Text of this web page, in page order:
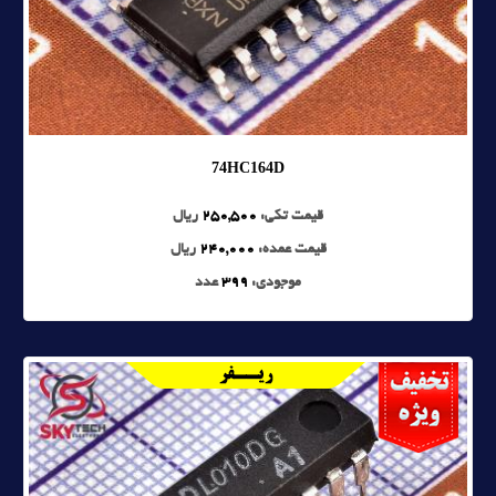
74HC164D
قیمت تکی: 250,500 ریال
قیمت عمده: 240,000 ریال
موجودی: 399عدد